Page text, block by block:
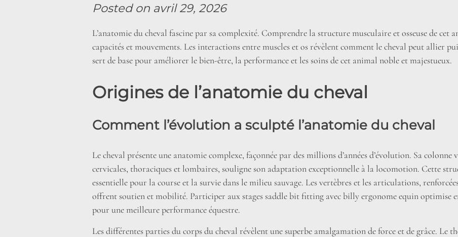
Posted on avril 29, 2026
L’anatomie du cheval fascine par sa complexité. Comprendre la structure musculaire et osseuse de cet
capacités et mouvements. Les interactions entre muscles et os révèlent comment le cheval peut allier
sert de base pour améliorer le bien-être, la performance et les soins de cet animal noble et majestueux.
Origines de l’anatomie du cheval
Comment l’évolution a sculpté l’anatomie du cheval
Le cheval présente une anatomie complexe, façonnée par des millions d’années d’évolution. Sa
cervicales, thoraciques et lombaires, souligne son adaptation exceptionnelle à la locomotion. Cette
essentielle pour la course et la survie dans le milieu sauvage. Les vertèbres et les articulations,
offrent soutien et mobilité. Participer aux stages saddle bit fitting avec billy ergonome equinoptimise
pour une meilleure performance équestre.
Les différentes parties du corps du cheval révèlent une superbe amalgamation de force et de grâce. Le